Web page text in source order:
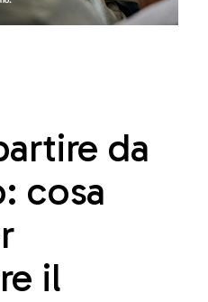
da
cosa
il